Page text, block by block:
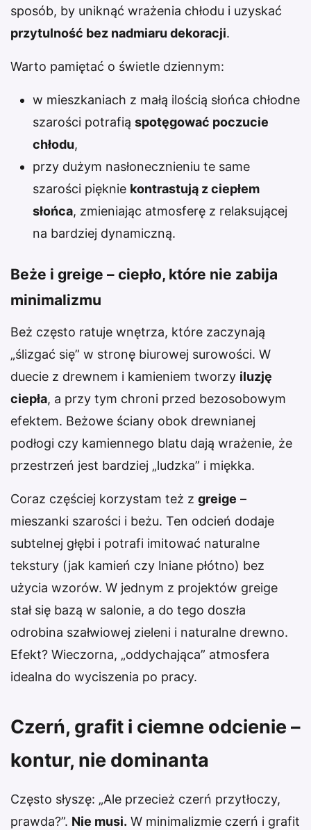
sposób, by uniknąć wrażenia chłodu i uzyskać
przytulność bez nadmiaru dekoracji.
Warto pamiętać o świetle dziennym:
w mieszkaniach z małą ilością słońca chłodne
szarości potrafią spotęgować poczucie
chłodu,
przy dużym nasłonecznieniu te same
szarości pięknie kontrastują z ciepłem
słońca, zmieniając atmosferę z relaksującej
na bardziej dynamiczną.
Beże i greige – ciepło, które nie zabija
minimalizmu
Beż często ratuje wnętrza, które zaczynają
„ślizgać się” w stronę biurowej surowości. W
duecie z drewnem i kamieniem tworzy iluzję
ciepła, a przy tym chroni przed bezosobowym
efektem. Beżowe ściany obok drewnianej
podłogi czy kamiennego blatu dają wrażenie, że
przestrzeń jest bardziej „ludzka” i miękka.
Coraz częściej korzystam też z greige –
mieszanki szarości i beżu. Ten odcień dodaje
subtelnej głębi i potrafi imitować naturalne
tekstury (jak kamień czy lniane płótno) bez
użycia wzorów. W jednym z projektów greige
stał się bazą w salonie, a do tego doszła
odrobina szałwiowej zieleni i naturalne drewno.
Efekt? Wieczorna, „oddychająca” atmosfera
idealna do wyciszenia po pracy.
Czerń, grafit i ciemne odcienie –
kontur, nie dominanta
Często słyszę: „Ale przecież czerń przytłoczy,
prawda?”. Nie musi. W minimalizmie czerń i grafit